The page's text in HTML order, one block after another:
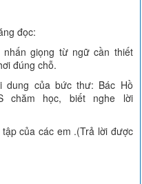
đọc:
nhấn giọng từ ngữ cần thiết
đúng chỗ.
dung của bức thư: Bác Hồ
chăm học, biết nghe lời
của các em .(Trả lời được